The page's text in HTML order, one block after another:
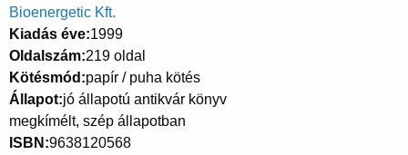
Bioenergetic Kft.
Kiadás éve 1999
Oldalszám 219 oldal
Kötésmód papír / puha kötés
Állapot jó állapotú antikvár könyv
megkímélt, szép állapotban
ISBN 9638120568